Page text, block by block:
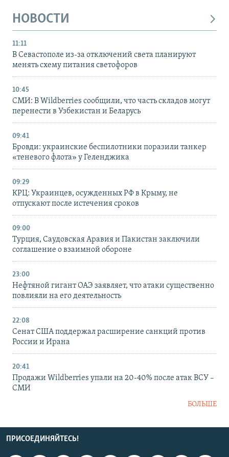
НОВОСТИ
11:11
В Севастополе из-за отключений света планируют
менять схему питания светофоров
10:45
СМИ: В Wildberries сообщили, что часть складов могут
перенести в Узбекистан и Беларусь
09:41
Бровди: украинские беспилотники поразили танкер
«теневого флота» у Геленджика
09:29
КРЦ: Украинцев, осужденных РФ в Крыму, не
отпускают после истечения сроков
09:00
Турция, Саудовская Аравия и Пакистан заключили
соглашение о взаимной обороне
23:00
Нефтяной гигант ОАЭ заявляет, что атаки существенно
повлияли на его деятельность
22:08
Сенат США поддержал расширение санкций против
России и Ирана
20:41
Продажи Wildberries упали на 20-40% после атак ВСУ –
СМИ
БОЛЬШЕ
ПРИСОЕДИНЯЙТЕСЬ!